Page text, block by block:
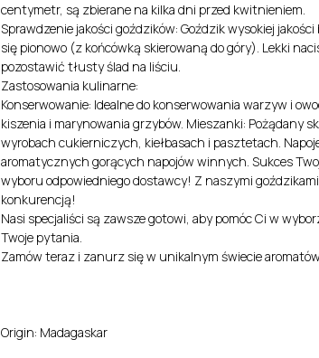
centymetr, są zbierane na kilka dni przed kwitnieniem.
Sprawdzenie jakości goździków: Goździk wysokiej
się pionowo (z końcówką skierowaną do góry). Lekki
pozostawić tłusty ślad na liściu.
Zastosowania kulinarne:
Konserwowanie: Idealne do konserwowania warzyw i
kiszenia i marynowania grzybów. Mieszanki: Pożądany
wyrobach cukierniczych, kiełbasach i pasztetach.
aromatycznych gorących napojów winnych. Sukces
wyboru odpowiedniego dostawcy! Z naszymi
konkurencją!
Nasi specjaliści są zawsze gotowi, aby pomóc Ci w
Twoje pytania.
Zamów teraz i zanurz się w unikalnym świecie
Origin: Madagaskar